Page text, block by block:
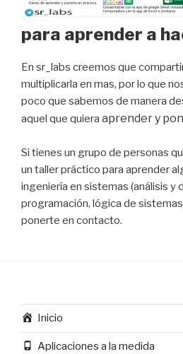
para aprender a
En sr_labs creemos que
multiplicarla en mas, por lo que
poco que sabemos de manera
aquel que quiera aprender y
Si tienes un grupo de personas
un taller práctico para aprender
ingeniería en sistemas (análisis y
programación, lógica de
ponerte en contacto.
Inicio
Aplicaciones a la medida